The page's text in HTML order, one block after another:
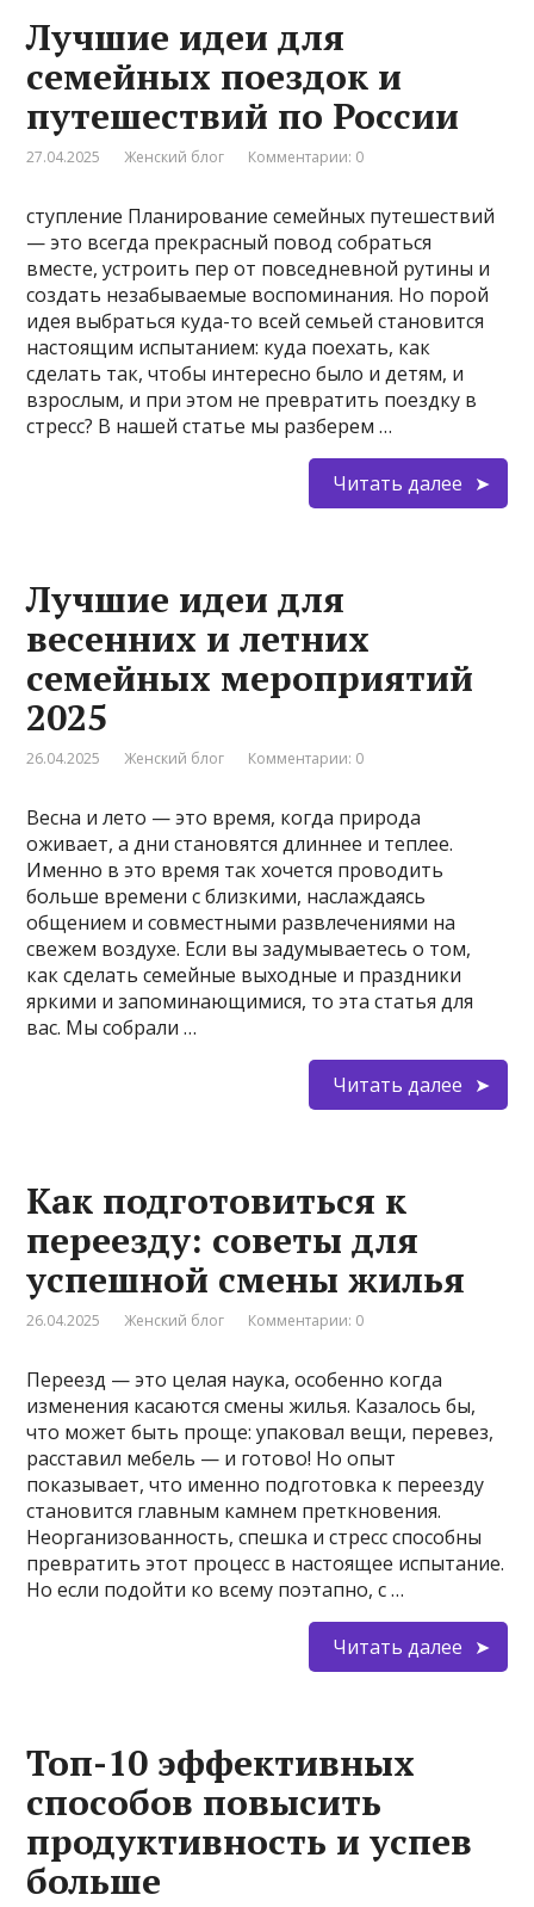
Лучшие идеи для
семейных поездок и
путешествий по России
27.04.2025 Женский блог Комментарии: 0
ступление Планирование семейных путешествий
— это всегда прекрасный повод собраться
вместе, устроить пер от повседневной рутины и
создать незабываемые воспоминания. Но порой
идея выбраться куда-то всей семьей становится
настоящим испытанием: куда поехать, как
сделать так, чтобы интересно было и детям, и
взрослым, и при этом не превратить поездку в
стресс? В нашей статье мы разберем …
Читать далее
Лучшие идеи для
весенних и летних
семейных мероприятий
2025
26.04.2025 Женский блог Комментарии: 0
Весна и лето — это время, когда природа
оживает, а дни становятся длиннее и теплее.
Именно в это время так хочется проводить
больше времени с близкими, наслаждаясь
общением и совместными развлечениями на
свежем воздухе. Если вы задумываетесь о том,
как сделать семейные выходные и праздники
яркими и запоминающимися, то эта статья для
вас. Мы собрали …
Читать далее
Как подготовиться к
переезду: советы для
успешной смены жилья
26.04.2025 Женский блог Комментарии: 0
Переезд — это целая наука, особенно когда
изменения касаются смены жилья. Казалось бы,
что может быть проще: упаковал вещи, перевез,
расставил мебель — и готово! Но опыт
показывает, что именно подготовка к переезду
становится главным камнем преткновения.
Неорганизованность, спешка и стресс способны
превратить этот процесс в настоящее испытание.
Но если подойти ко всему поэтапно, с …
Читать далее
Топ-10 эффективных
способов повысить
продуктивность и успев
больше